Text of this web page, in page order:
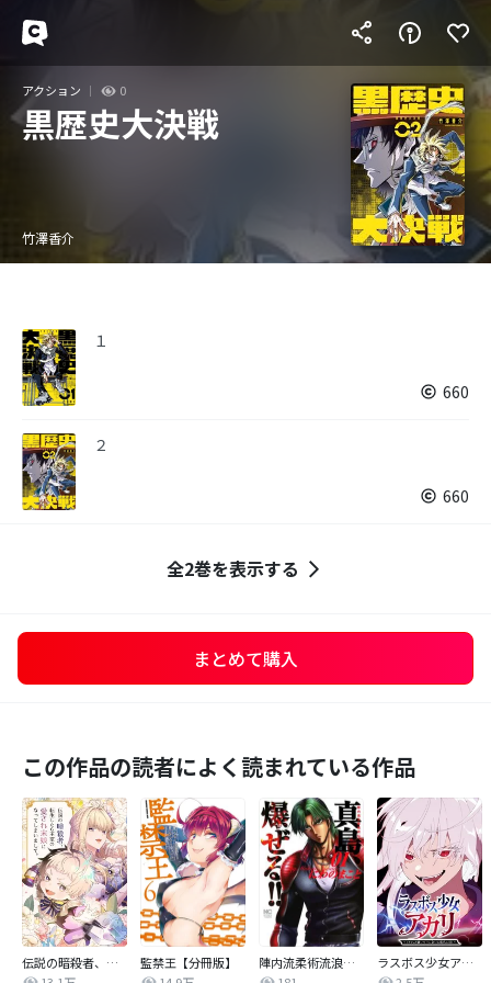
アクション 0
黒歴史大決戦
竹澤香介
１
660
２
660
全2巻を表示する
まとめて購入
この作品の読者によく読まれている作品
伝説の暗殺者、転生したら王家の愛され末娘になってしまいまして。【タテヨミ】
監禁王【分冊版】
陣内流柔術流浪伝 真島、爆ぜる！！
ラスボス少女アカリ～ワタシより強いやつに会いに現代に行く～【タテヨミ】